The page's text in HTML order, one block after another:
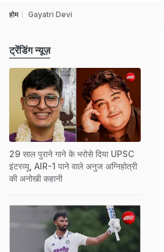
होम Gayatri Devi
ट्रेंडिंग न्यूज़
29 साल पुराने गाने के भरोसे दिया UPSC
इंटरव्यू, AIR-1 पाने वाले अनुज अग्निहोत्री
की अनोखी कहानी